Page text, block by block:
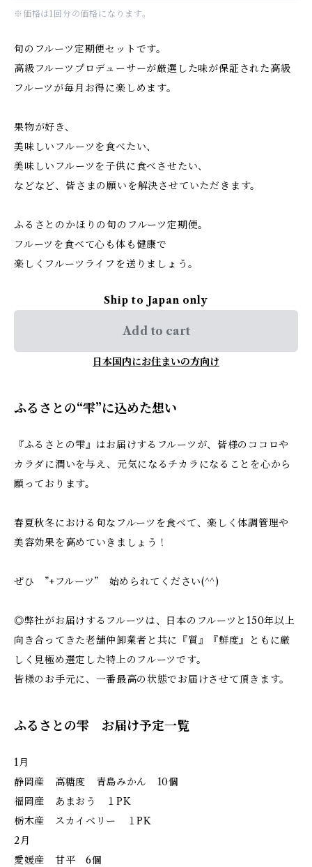
※価格は1回分の価格になります。
旬のフルーツ定期便セットです。
高級フルーツプロデューサーが厳選した味が保証された高級
フルーツが毎月お得に楽しめます。
果物が好き、
美味しいフルーツを食べたい、
美味しいフルーツを子供に食べさせたい、
などなど、皆さまの願いを解決させていただきます。
ふるさとのかほりの旬のフルーツ定期便。
フルーツを食べて心も体も健康で
楽しくフルーツライフを送りましょう。
Ship to Japan only
Add to cart
日本国内にお住まいの方向け
ふるさとの“雫”に込めた想い
『ふるさとの雫』はお届けするフルーツが、皆様のココロや
カラダに潤いを与え、元気になるチカラになることを心から
願っております。
春夏秋冬における旬なフルーツを食べて、楽しく体調管理や
美容効果を高めていきましょう！
ぜひ ”+フルーツ” 始められてください(^^)
◎弊社がお届けするフルーツは、日本のフルーツと150年以上
向き合ってきた老舗仲卸業者と共に『質』『鮮度』ともに厳
しく見極め選定した特上のフルーツです。
皆様のお手元に、一番最高の状態でお届けさせて頂きます。
ふるさとの雫 お届け予定一覧
1月
静岡産 高糖度 青島みかん 10個
福岡産 あまおう １PK
栃木産 スカイベリー １PK
2月
愛媛産 甘平 6個